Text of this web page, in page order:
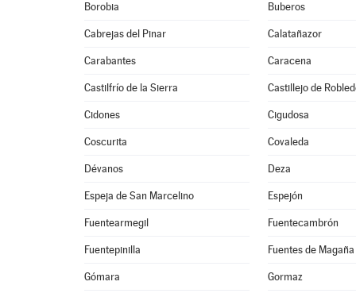
Borobia Buberos
Cabrejas del Pinar Calatañazor
Carabantes Caracena
Castilfrío de la Sierra Castillejo de
Cidones Cigudosa
Coscurita Covaleda
Dévanos Deza
Espeja de San Marcelino Espejón
Fuentearmegil Fuentecambrón
Fuentepinilla Fuentes de Magaña
Gómara Gormaz